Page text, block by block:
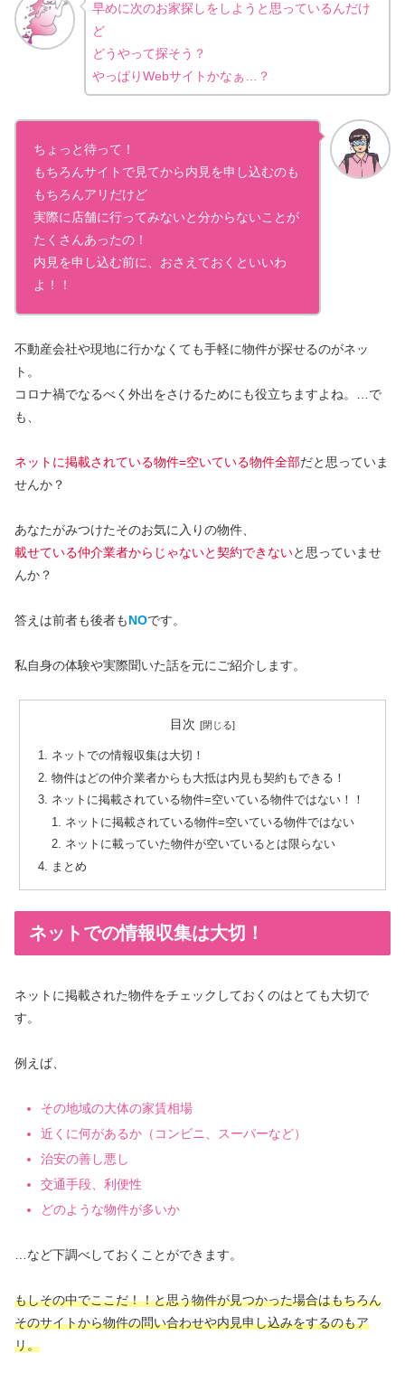
早めに次のお家探しをしようと思っているんだけ
ど
どうやって探そう？
やっぱりWebサイトかなぁ…？
ちょっと待って！
もちろんサイトで見てから内見を申し込むのも
もちろんアリだけど
実際に店舗に行ってみないと分からないことが
たくさんあったの！
内見を申し込む前に、おさえておくといいわ
よ！！
不動産会社や現地に行かなくても手軽に物件が探せるのがネッ
ト。
コロナ禍でなるべく外出をさけるためにも役立ちますよね。…で
も、
ネットに掲載されている物件=空いている物件全部だと思っていま
せんか？
あなたがみつけたそのお気に入りの物件、
載せている仲介業者からじゃないと契約できないと思っていませ
んか？
答えは前者も後者もNOです。
私自身の体験や実際聞いた話を元にご紹介します。
目次
ネットでの情報収集は大切！
物件はどの仲介業者からも大抵は内見も契約もできる！
ネットに掲載されている物件=空いている物件ではない！！
ネットに掲載されている物件=空いている物件ではない
ネットに載っていた物件が空いているとは限らない
まとめ
ネットでの情報収集は大切！
ネットに掲載された物件をチェックしておくのはとても大切で
す。
例えば、
その地域の大体の家賃相場
近くに何があるか（コンビニ、スーパーなど）
治安の善し悪し
交通手段、利便性
どのような物件が多いか
…など下調べしておくことができます。
もしその中でここだ！！と思う物件が見つかった場合はもちろん
そのサイトから物件の問い合わせや内見申し込みをするのもア
リ。